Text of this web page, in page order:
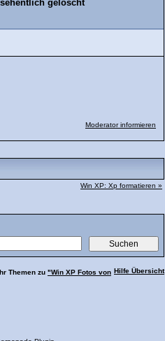
gelöscht
Moderator informieren
Win XP: Xp formatieren »
Hilfe Übersicht
Themen zu "Win XP Fotos von